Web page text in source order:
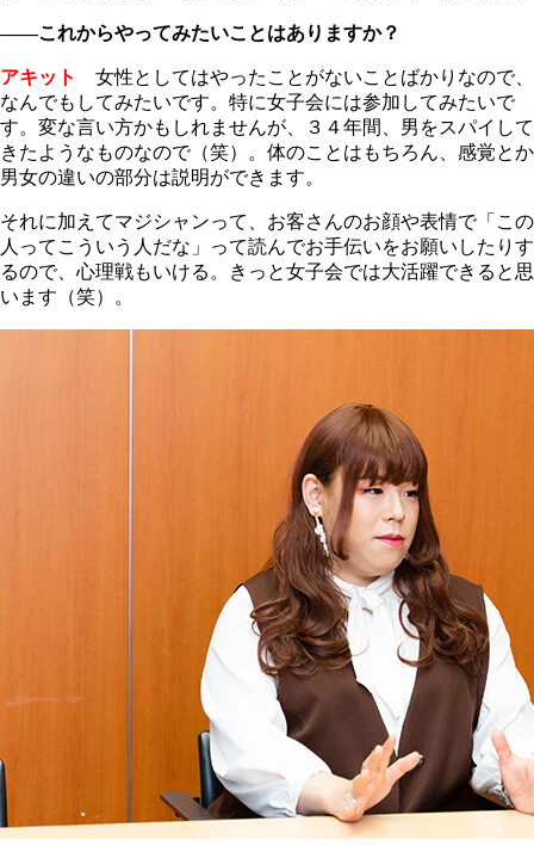
――これからやってみたいことはありますか？
アキット
女性としてはやったことがないことばかりなので、
なんでもしてみたいです。特に女子会には参加してみたいで
す。変な言い方かもしれませんが、３４年間、男をスパイして
きたようなものなので（笑）。体のことはもちろん、感覚とか
男女の違いの部分は説明ができます。
それに加えてマジシャンって、お客さんのお顔や表情で「この
人ってこういう人だな」って読んでお手伝いをお願いしたりす
るので、心理戦もいける。きっと女子会では大活躍できると思
います（笑）。